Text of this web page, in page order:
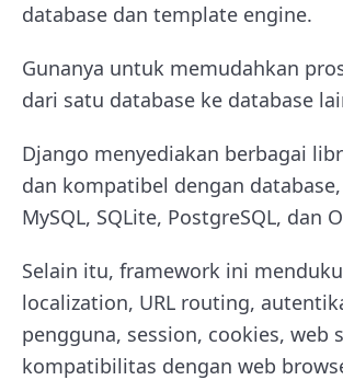
database dan template engine.
Gunanya untuk memudahkan
dari satu database ke database
Django menyediakan berbagai
dan kompatibel dengan
MySQL, SQLite, PostgreSQL, dan
Selain itu, framework ini
localization, URL routing,
pengguna, session, cookies, web
kompatibilitas dengan web